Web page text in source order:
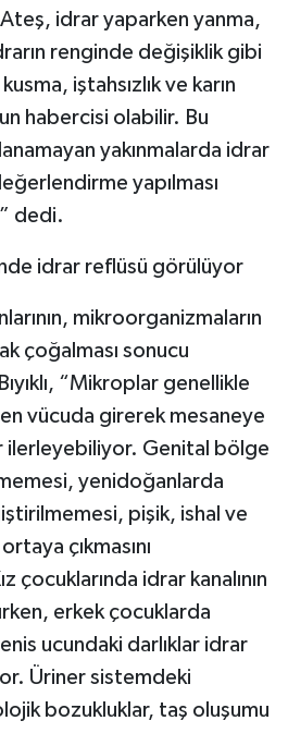
idrar yaparken yanma,
renginde değişiklik gibi
iştahsızlık ve karın
habercisi olabilir. Bu
yakınmalarda idrar
yapılması
dedi.
idrar reflüsü görülüyor
mikroorganizmaların
çoğalması sonucu
“Mikroplar genellikle
vücuda girerek mesaneye
ilerleyebiliyor. Genital bölge
yenidoğanlarda
pişik, ishal ve
çıkmasını
çocuklarında idrar kanalının
erkek çocuklarda
ucundaki darlıklar idrar
Üriner sistemdeki
bozukluklar, taş oluşumu